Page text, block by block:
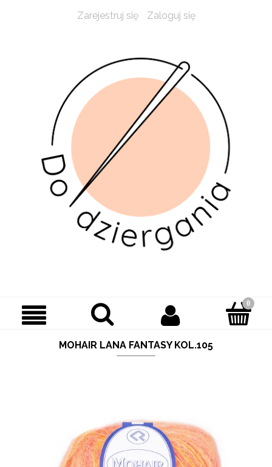
Zarejestruj się Zaloguj się
MOHAIR LANA FANTASY KOL.105